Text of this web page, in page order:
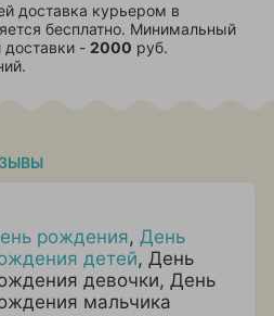
доставка курьером в
бесплатно. Минимальный
доставки - 2000 руб.
рождения, День
детей, День
девочки, День
мальчика